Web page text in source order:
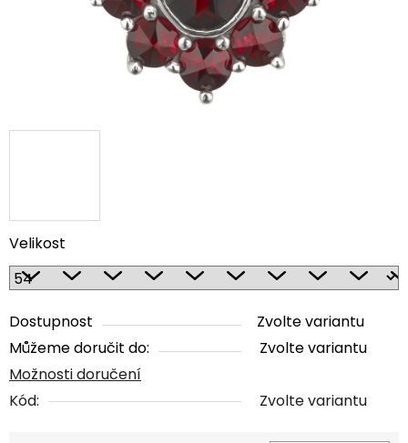
Velikost
Dostupnost
Zvolte variantu
Můžeme doručit do:
Zvolte variantu
Možnosti doručení
Kód:
Zvolte variantu